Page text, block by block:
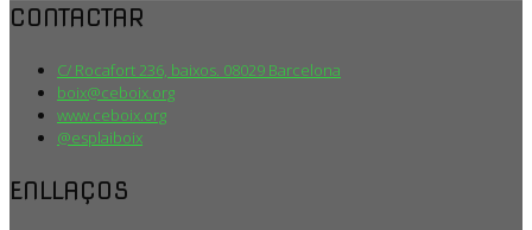
CONTACTAR
C/ Rocafort 236, baixos. 08029 Barcelona
boix@ceboix.org
www.ceboix.org
@esplaiboix
ENLLAÇOS